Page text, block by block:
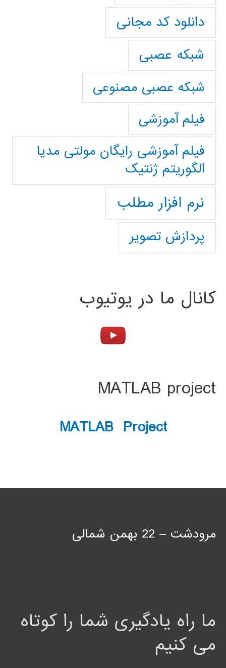
دانلود کد مجانی
شبکه عصبی
شبکه عصبی مصنوعی
فیلم آموزشی
فیلم آموزشی رایگان مولتی مدیا
الگوریتم ژنتیک
نرم افزار مطلب
پردازش تصویر
کانال ما در یوتیوب
MATLAB project
MATLAB Project
مرودشت – 22 بهمن شمالی
ما راه یادگیری شما را کوتاه
می کنیم